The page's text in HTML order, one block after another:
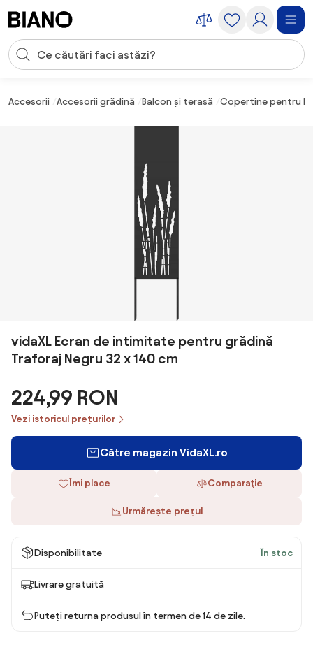
Introducerea căutării
Accesorii Accesorii grădină Balcon și terasă Copertine pentru
vidaXL Ecran de intimitate pentru grădină
Traforaj Negru 32 x 140 cm
224,99 RON
Vezi istoricul prețurilor
Către magazin VidaXL.ro
Îmi place Comparaţie
Urmărește prețul
Disponibilitate În stoc
Livrare gratuită
Puteți returna produsul în termen de 14 de zile.